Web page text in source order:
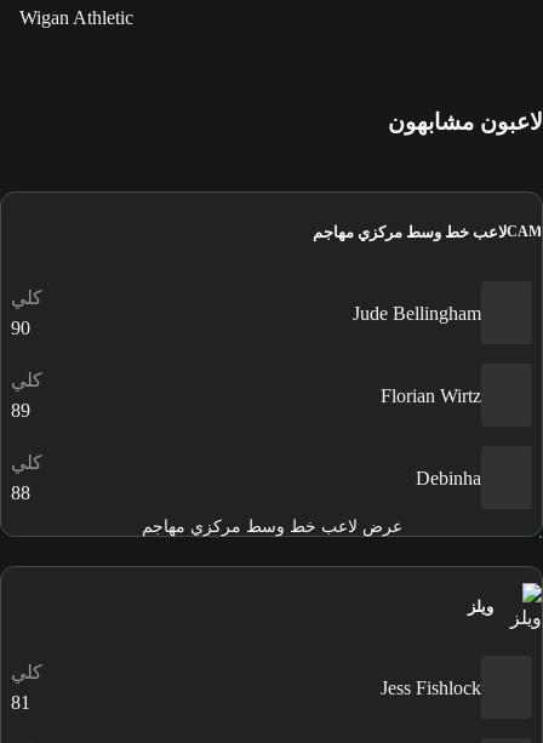
Wigan Athletic
لاعبون مشابهون
CAMلاعب خط وسط مركزي مهاجم
Jude Bellingham
كلي
90
Florian Wirtz
كلي
89
Debinha
كلي
88
عرض لاعب خط وسط مركزي مهاجم
ويلز
Jess Fishlock
كلي
81